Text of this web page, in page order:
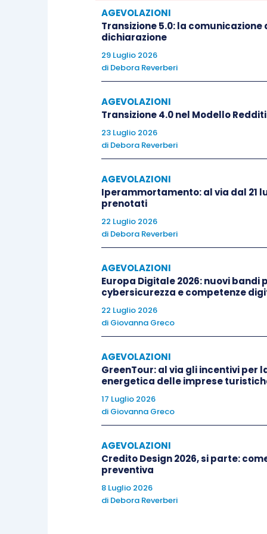
Cassa per i servizi energetici
D.L. 83/2012.
Non accedono invece alle
non finanziarie in difficoltà”.
Ilcredito d’imposta
cumulabile con altre agevolazioni
che tale cumulo non porti al
Il credito d’imposta
comma 5, Tuir.
Il credito d’imposta ècumulabilecon
costi, a condizione che tale
formazione del reddito e della
produttive, non porti al superamento
Ilcodice tributo da utilizzare per
Tale codice dovrà essere
corrispondenza delle somme
oppure, nei casi in cui l’esercente
colonna “importi a debito versati”.
Per utilizzare il credito in
AGEVOLAZIONI
Transizione 5.0: la comunicazione
dichiarazione
29 Luglio 2026
di Debora Reverberi
AGEVOLAZIONI
Transizione 4.0 nel Modello Redditi
23 Luglio 2026
di Debora Reverberi
AGEVOLAZIONI
Iperammortamento: al via dal 21
prenotati
22 Luglio 2026
di Debora Reverberi
AGEVOLAZIONI
Europa Digitale 2026: nuovi
cybersicurezza e competenze
22 Luglio 2026
di Giovanna Greco
AGEVOLAZIONI
GreenTour: al via gli incentivi per
energetica delle imprese
17 Luglio 2026
di Giovanna Greco
AGEVOLAZIONI
Credito Design 2026, si parte:
preventiva
8 Luglio 2026
di Debora Reverberi